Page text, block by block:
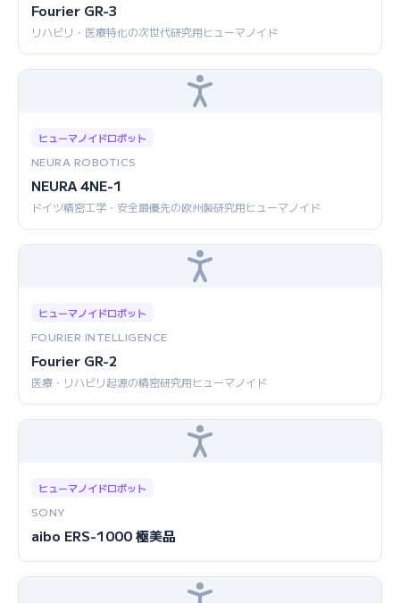
Fourier GR-3
リハビリ・医療特化の次世代研究用ヒューマノイド
ヒューマノイドロボット
NEURA ROBOTICS
NEURA 4NE-1
ドイツ精密工学・安全最優先の欧州製研究用ヒューマノイド
ヒューマノイドロボット
FOURIER INTELLIGENCE
Fourier GR-2
医療・リハビリ起源の精密研究用ヒューマノイド
ヒューマノイドロボット
SONY
aibo ERS-1000 極美品